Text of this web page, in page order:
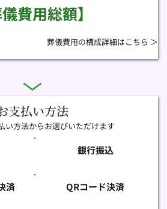
儀費用総額】
葬儀費用の構成詳細はこちら ＞
支払い方法
い方法からお選びいただけます
銀行振込
済 QRコード決済